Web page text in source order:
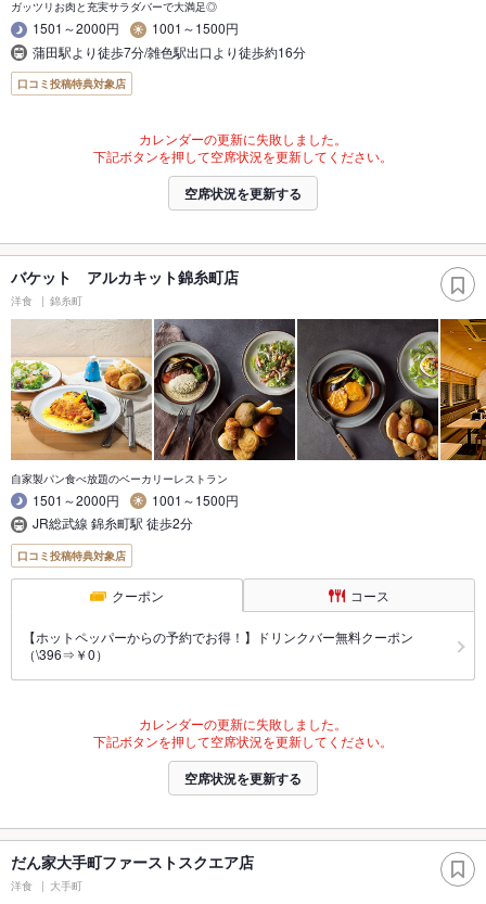
ガッツリお肉と充実サラダバーで大満足◎
1501～2000円
1001～1500円
蒲田駅より徒歩7分/雑色駅出口より徒歩約16分
口コミ投稿特典対象店
カレンダーの更新に失敗しました。
下記ボタンを押して空席状況を更新してください。
空席状況を更新する
バケット アルカキット錦糸町店
洋食 錦糸町
自家製パン食べ放題のベーカリーレストラン
1501～2000円
1001～1500円
JR総武線 錦糸町駅 徒歩2分
口コミ投稿特典対象店
クーポン コース
【ホットペッパーからの予約でお得！】ドリンクバー無料クーポン
（\396⇒￥0）
カレンダーの更新に失敗しました。
下記ボタンを押して空席状況を更新してください。
空席状況を更新する
だん家大手町ファーストスクエア店
洋食 大手町